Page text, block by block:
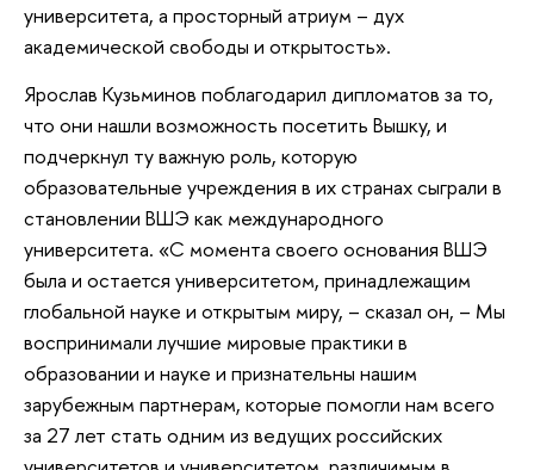
университета, а просторный атриум – дух
академической свободы и открытость».
Ярослав Кузьминов поблагодарил дипломатов за то,
что они нашли возможность посетить Вышку, и
подчеркнул ту важную роль, которую
образовательные учреждения в их странах сыграли в
становлении ВШЭ как международного
университета. «С момента своего основания ВШЭ
была и остается университетом, принадлежащим
глобальной науке и открытым миру, – сказал он, – Мы
воспринимали лучшие мировые практики в
образовании и науке и признательны нашим
зарубежным партнерам, которые помогли нам всего
за 27 лет стать одним из ведущих российских